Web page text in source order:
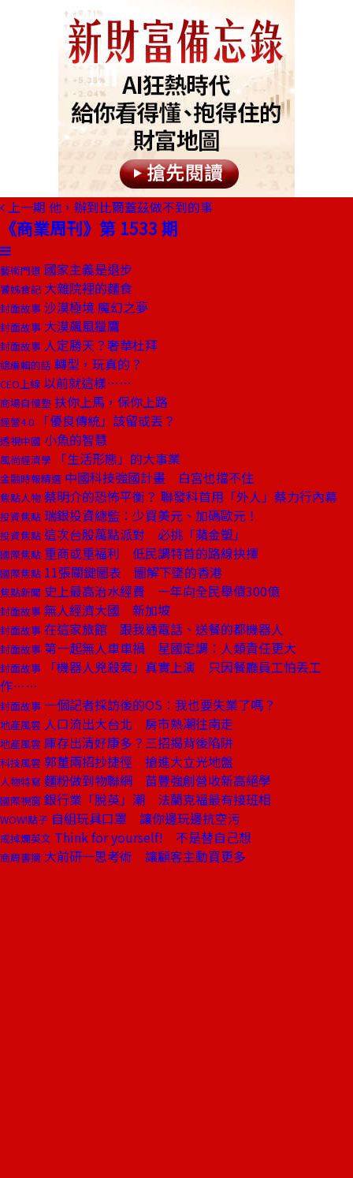
上一期 他，辦到比爾蓋茲做不到的事
《商業周刊》第 1533 期
藝術門道 國家主義是退步
饕姊食記 大雜院裡的麵食
封面故事 沙漠極境 魔幻之夢
封面故事 大漠飆風獵鷹
封面故事 人定勝天？奢華杜拜
總編輯的話 轉型，玩真的？
CEO上線 以前就這樣……
商場自慢塾 扶你上馬，保你上路
經營4.0 「優良傳統」該留或丟？
透視中國 小魚的智慧
風尚經濟學 「生活形態」的大事業
金融時報精選 中國科技強國計畫 白宮也擋不住
焦點人物 蔡明介的恐怖平衡？ 聯發科首用「外人」蔡力行內幕
投資焦點 瑞銀投資總監：少買美元、加碼歐元！
投資焦點 這次台股萬點派對 必挑「蘋金塑」
國際焦點 重商或重福利 低民調特首的路線抉擇
國際焦點 11張關鍵圖表 圖解下墜的香港
焦點新聞 史上最高治水經費 一年向全民舉債300億
封面故事 無人經濟大國 新加坡
封面故事 在這家旅館 跟我通電話、送餐的都機器人
封面故事 第一起無人車車禍 星國定調：人類責任更大
封面故事
「機器人兇殺案」真實上演 只因餐廳員工怕丟工
作……
封面故事 一個記者採訪後的OS：我也要失業了嗎？
地產風雲 人口流出大台北 房市熱潮往南走
地產風雲 庫存出清好康多？三招揭背後陷阱
科技風雲 郭董兩招抄捷徑 搶進大立光地盤
人物特寫 麵粉做到物聯網 苗豐強創營收新高絕學
國際視窗 銀行業「脫英」潮 法蘭克福最有接班相
WOW!點子 自組玩具口罩 讓你邊玩邊抗空污
戒掉爛英文 Think for yourself! 不是替自己想
商周書摘 大前研一思考術 讓顧客主動買更多